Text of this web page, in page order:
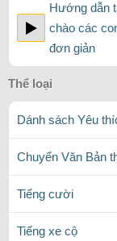
Hướng dẫn
chào các
đơn giản
Thể loại
Dánh sách Yêu
Chuyển Văn Bản
Tiếng cười
Tiếng xe cộ